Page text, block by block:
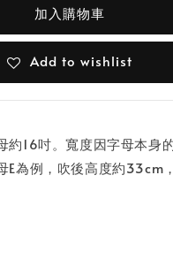
加入購物車
Add to wishlist
約16吋。寬度因字母本身
E為例，吹後高度約33cm